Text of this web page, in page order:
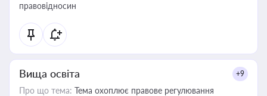
правовідносин
Вища освіта +9
Про що тема: Тема охоплює правове регулювання